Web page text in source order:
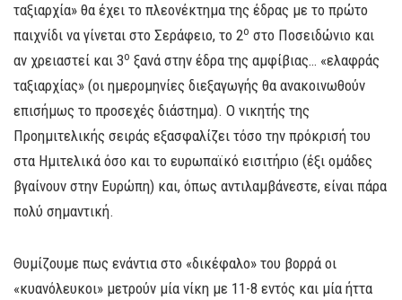
ταξιαρχία» θα έχει το πλεονέκτημα της έδρας με το πρώτο
παιχνίδι να γίνεται στο Σεράφειο, το 2ο στο Ποσειδώνιο και
αν χρειαστεί και 3ο ξανά στην έδρα της αμφίβιας… «ελαφράς
ταξιαρχίας» (οι ημερομηνίες διεξαγωγής θα ανακοινωθούν
επισήμως το προσεχές διάστημα). Ο νικητής της
Προημιτελικής σειράς εξασφαλίζει τόσο την πρόκρισή του
στα Ημιτελικά όσο και το ευρωπαϊκό εισιτήριο (έξι ομάδες
βγαίνουν στην Ευρώπη) και, όπως αντιλαμβάνεστε, είναι πάρα
πολύ σημαντική.
Θυμίζουμε πως ενάντια στο «δικέφαλο» του βορρά οι
«κυανόλευκοι» μετρούν μία νίκη με 11-8 εντός και μία ήττα